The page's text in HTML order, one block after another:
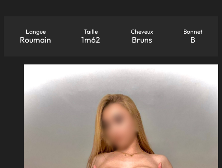
Langue
Roumain
Taille
1m62
Cheveux
Bruns
Bonnet
B